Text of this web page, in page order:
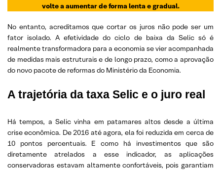
volte a aumentar de forma lenta e gradual.
No entanto, acreditamos que cortar os juros não pode ser um
fator isolado. A efetividade do ciclo de baixa da Selic só é
realmente transformadora para a economia se vier acompanhada
de medidas mais estruturais e de longo prazo, como a aprovação
do novo pacote de reformas do Ministério da Economia.
A trajetória da taxa Selic e o juro real
Há tempos, a Selic vinha em patamares altos desde a última
crise econômica. De 2016 até agora, ela foi reduzida em cerca de
10 pontos percentuais. E como há investimentos que são
diretamente atrelados a esse indicador, as aplicações
conservadoras estavam altamente confortáveis, pois garantiam